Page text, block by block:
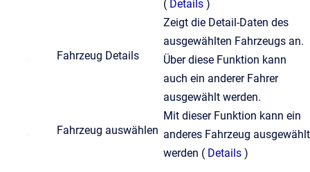
( Details )
Fahrzeug Details
Zeigt die Detail-Daten des
ausgewählten Fahrzeugs an.
Über diese Funktion kann
auch ein anderer Fahrer
ausgewählt werden.
Fahrzeug auswählen
Mit dieser Funktion kann ein
anderes Fahrzeug ausgewählt
werden ( Details )